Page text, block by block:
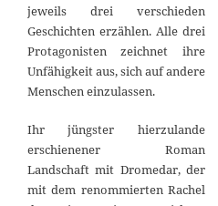
jeweils drei verschieden
Geschichten erzählen. Alle drei
Protagonisten zeichnet ihre
Unfähigkeit aus, sich auf andere
Menschen einzulassen.
Ihr jüngster hierzulande
erschienener Roman
Landschaft mit Dromedar, der
mit dem renommierten Rachel